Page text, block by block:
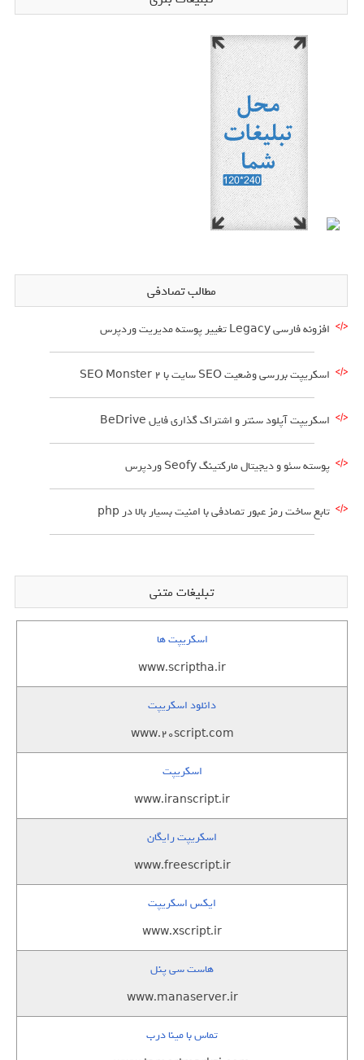
مطالب تصادفی
افزونه فارسی Legacy تغییر پوسته مدیریت وردپرس
اسکریپت بررسی وضعیت SEO سایت با SEO Monster 2
اسکریپت آپلود سنتر و اشتراک گذاری فایل BeDrive
پوسته سئو و دیجیتال مارکتینگ Seofy وردپرس
تابع ساخت رمز عبور تصادفی با امنیت بسیار بالا در php
تبلیغات متنی
اسکریپت ها
www.scriptha.ir
دانلود اسکریپت
www.20script.com
اسکریپت
www.iranscript.ir
اسکریپت رایگان
www.freescript.ir
ایکس اسکریپت
www.xscript.ir
هاست سی پنل
www.manaserver.ir
تماس با مینا درب